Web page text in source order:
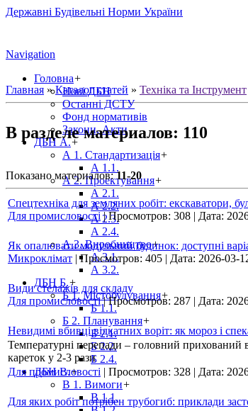
Державні Будівельні Норми України
Navigation
Головна+
Нові ДБН
Останні ДСТУ
Фонд нормативів
Закони, Акти
ДБН А.+
А 1. Стандартизація+
А 1.1.
А 2. Проектування+
А 2.1.
А 2.2.
А 2.3.
А 2.4.
А 3. Виробництво+
А 3.1.
А 3.2.
ДБН Б.+
Б 1. Містобудування+
Б 1.1.
Б 2. Планування+
Б 2.1.
Б 2.2.
Б 2.4.
ДБН В.+
В 1. Вимоги+
В 1.1.
Главная » Каталог статей » Техніка та Інструмент
В разделе материалов: 110
Показано материалов:11-20
Спецтехніка для земляних робіт: екскаватори,
Для промисловості |Просмотров: 308 | Дата:
Як опалювати модульний будинок: доступні
Микроклімат |Просмотров: 405 | Дата: 2026-03-
Види стелажів для складу
Для промисловості|Просмотров: 287 | Дата:
Невидимі вбивці відкатних воріт: як мороз і
Температурні перепади – головний прихований
кареток у 2-3 рази
Для промисловості | Просмотров: 328 | Дата:
Для яких робіт потрібен трубогиб: приклади